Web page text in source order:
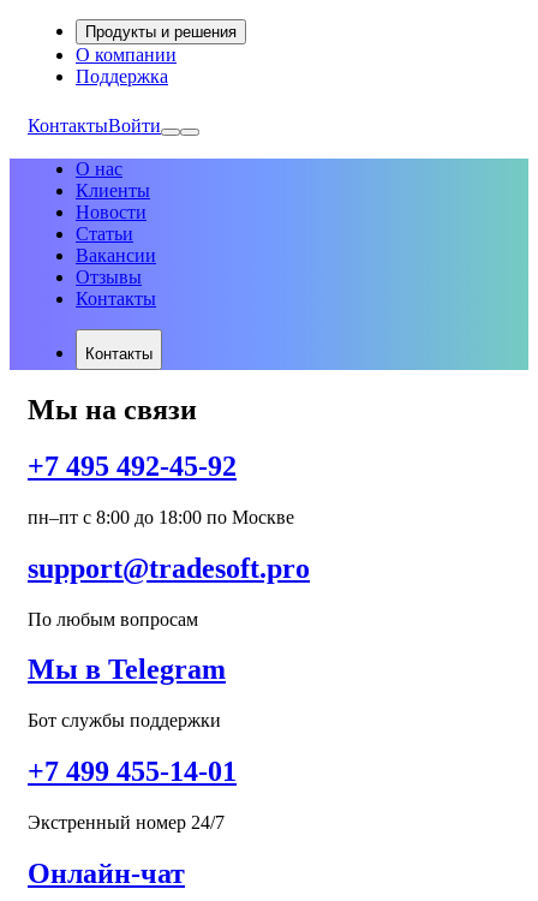
Продукты и решения
О компании
Поддержка
КонтактыВойти
О нас
Клиенты
Новости
Статьи
Вакансии
Отзывы
Контакты
Контакты
Мы на связи
+7 495 492-45-92
пн–пт с 8:00 до 18:00 по Москве
support@tradesoft.pro
По любым вопросам
Мы в Telegram
Бот службы поддержки
+7 499 455-14-01
Экстренный номер 24/7
Онлайн-чат